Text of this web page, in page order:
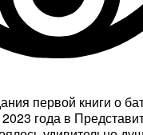
первой книги о
года в